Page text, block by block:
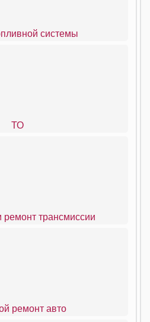
системы
ТО
ремонт трансмиссии
ремонт авто